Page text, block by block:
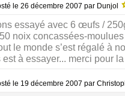
le 26 décembre 2007 par Dunjol
essayé avec 6 œufs /
noix concassées-
le monde s’est régalé à
à essayer... merci pour
le 19 décembre 2007 par